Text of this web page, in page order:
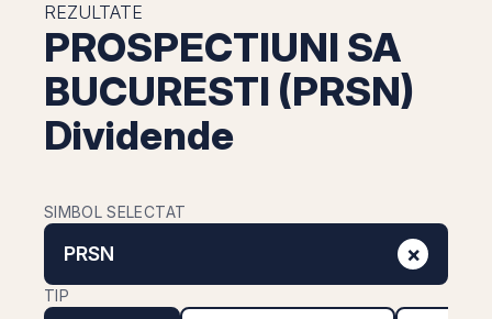
REZULTATE
PROSPECTIUNI SA
BUCURESTI (PRSN)
Dividende
SIMBOL SELECTAT
PRSN ×
TIP